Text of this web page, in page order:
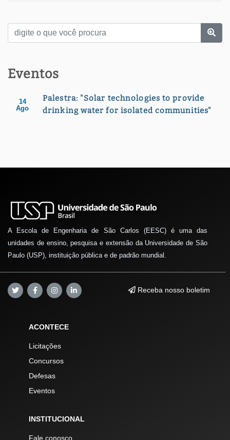
Eventos
14
Ago
Palestra: "Solar technologies to provide
drinking water for isolated communities"
A Escola de Engenharia de São Carlos (EESC) é uma das
unidades de ensino, pesquisa e extensão da Universidade de São
Paulo (USP), instituição pública e de padrão mundial.
Receba nosso boletim
ACONTECE
Licitações
Concursos
Defesas
Eventos
INSTITUCIONAL
Fale conosco